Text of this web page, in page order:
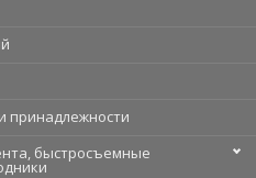
принадлежности
быстросъемные